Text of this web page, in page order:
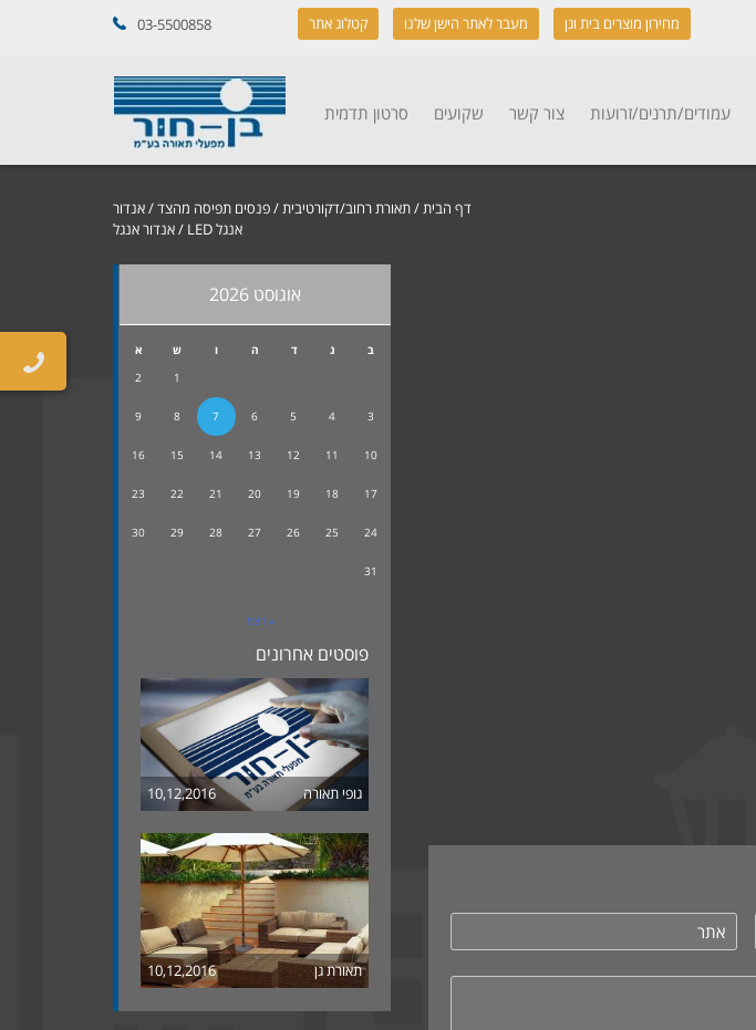
03-5500858 מחירון מוצרים בית וגן מעבר לאתר הישן שלנו קטלוג אתר
עמודים/תרנים/זרועות צור קשר שקועים סרטון תדמית
דף הבית/תאורת רחוב/דקורטיבית/פנסים תפיסה מהצד/אנדור
אנגל LED
/ אנדור אנגל
אוגוסט 2026
ב ג ד ה ו ש
א
1
2
3
4
5
6
7
8
9
10
11
12
13
14
15
16
17
18
19
20
21
22
23
24
25
26
27
28
29
30
31
« דצמ
פוסטים אחרונים
גופי תאורה 10,12,2016
תאורת גן 10,12,2016